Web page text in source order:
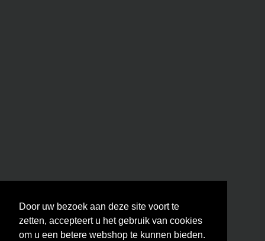
Door uw bezoek aan deze site voort te
zetten, accepteert u het gebruik van cookies
om u een betere webshop te kunnen bieden.